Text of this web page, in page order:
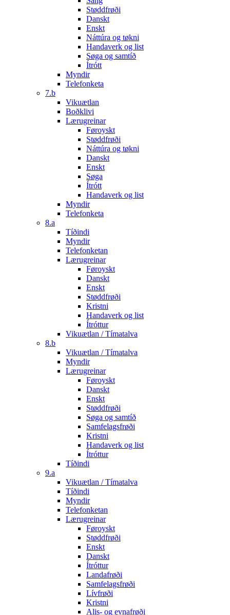
Støddfrøði
Danskt
Enskt
Náttúra og tøkni
Handaverk og list
Søga og samtíð
Ítrótt
Myndir
Telefonketa
7.b
Vikuætlan
Boðklivi
Lærugreinar
Føroyskt
Støddfrøði
Náttúra og tøkni
Danskt
Enskt
Søga
Ítrótt
Handaverk og list
Myndir
Telefonketa
8.a
Tíðindi
Myndir
Telefonketan
Lærugreinar
Føroyskt
Danskt
Enskt
Støddfrøði
Kristni
Handaverk og list
Ítróttur
Vikuætlan / Tímatalva
8.b
Vikuætlan / Tímatalva
Myndir
Lærugreinar
Føroyskt
Danskt
Enskt
Støddfrøði
Søga og samtíð
Samfelagsfrøði
Kristni
Handaverk og list
Ítróttur
Tíðindi
9.a
Vikuætlan / Tímatalva
Tíðindi
Myndir
Telefonketan
Lærugreinar
Føroyskt
Støddfrøði
Enskt
Danskt
Ítróttur
Landafrøði
Samfelagsfrøði
Lívfrøði
Kristni
Alis- og evnafrøði